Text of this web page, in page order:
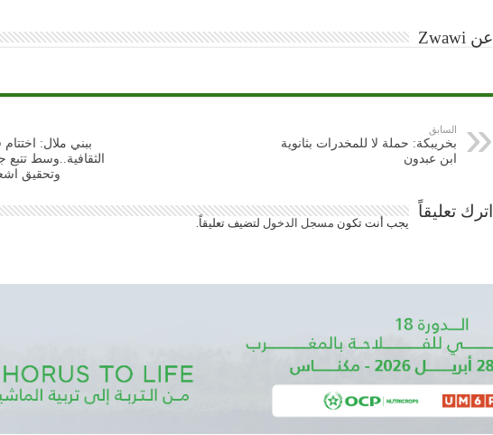
عن Zwawi
السابق
بخريبكة: حملة لا للمخدرات بثانوية
ابن عبدون
ببني ملال: اختتام
الثقافية..وسط تتبع
وتحقيق
اترك تعليقاً
يجب أنت تكون مسجل الدخول لتضيف تعليقاً.